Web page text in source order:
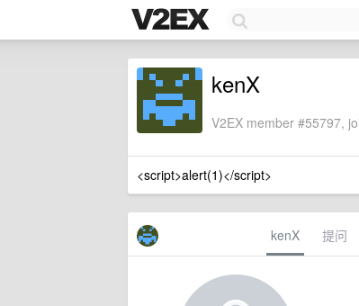
kenX
V2EX member #55797,
<script>alert(1)</script>
kenX 提问